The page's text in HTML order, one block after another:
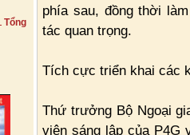
Tổng
phía sau, đồng thời
tác quan trọng.
Tích cực triển khai các
Thứ trưởng Bộ Ngoại
viên sáng lập của P4G